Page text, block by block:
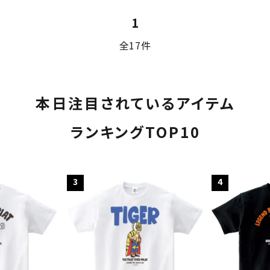
1
全17件
本日注目されているアイテム
ランキングTOP10
3 4